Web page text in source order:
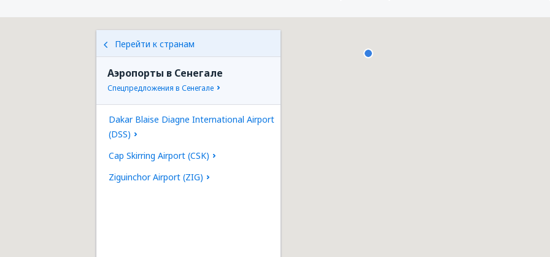
Перейти к странам
Аэропорты в Сенегале
Спецпредложения в Сенегале
Dakar Blaise Diagne International Airport
(DSS)
Cap Skirring Airport (CSK)
Ziguinchor Airport (ZIG)